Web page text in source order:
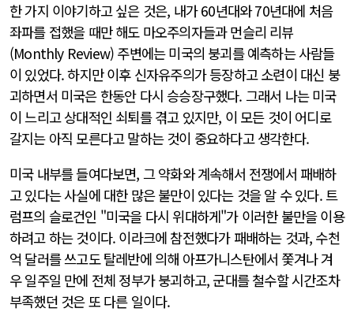
한 가지 이야기하고 싶은 것은, 내가 60년대와 70년대에 처음
좌파를 접했을 때만 해도 마오주의자들과 먼슬리 리뷰
(Monthly Review) 주변에는 미국의 붕괴를 예측하는 사람들
이 있었다. 하지만 이후 신자유주의가 등장하고 소련이 대신 붕
괴하면서 미국은 한동안 다시 승승장구했다. 그래서 나는 미국
이 느리고 상대적인 쇠퇴를 겪고 있지만, 이 모든 것이 어디로
갈지는 아직 모른다고 말하는 것이 중요하다고 생각한다.
미국 내부를 들여다보면, 그 약화와 계속해서 전쟁에서 패배하
고 있다는 사실에 대한 많은 불만이 있다는 것을 알 수 있다. 트
럼프의 슬로건인 "미국을 다시 위대하게"가 이러한 불만을 이용
하려고 하는 것이다. 이라크에 참전했다가 패배하는 것과, 수천
억 달러를 쓰고도 탈레반에 의해 아프가니스탄에서 쫓겨나 겨
우 일주일 만에 전체 정부가 붕괴하고, 군대를 철수할 시간조차
부족했던 것은 또 다른 일이다.